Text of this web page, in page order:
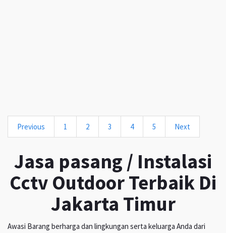
Previous 1 2 3 4 5 Next
Jasa pasang / Instalasi
Cctv Outdoor Terbaik Di
Jakarta Timur
Awasi Barang berharga dan lingkungan serta keluarga Anda dari